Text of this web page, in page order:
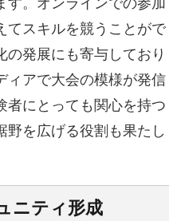
てスキルを競うことがで
の発展にも寄与しており
ィアで大会の模様が発信
者にとっても関心を持つ
野を広げる役割も果たし
ニティ形成